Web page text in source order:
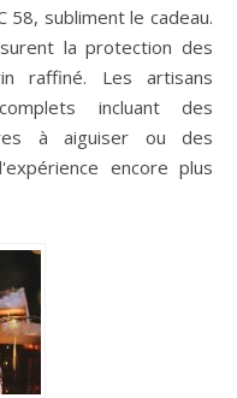
58, subliment le cadeau.
la protection des
raffiné. Les artisans
incluant des
à aiguiser ou des
encore plus